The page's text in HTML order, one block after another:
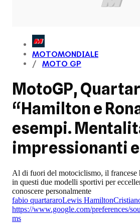
MOTOMONDIALE
MOTO GP
MotoGP,
“Hamilton e
esempi.
impressionanti
Al di fuori del motociclismo, il francese
in questi due modelli sportivi per
conoscere personalmente
fabio quartararoLewis Hamilton
https://www.google.com/preferences/
ms